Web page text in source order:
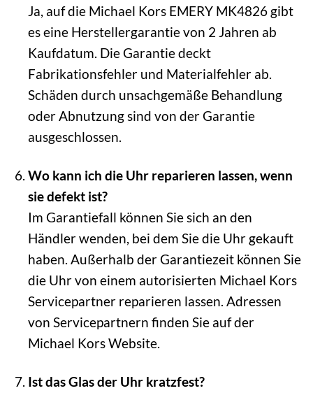
Ja, auf die Michael Kors EMERY MK4826 gibt
es eine Herstellergarantie von 2 Jahren ab
Kaufdatum. Die Garantie deckt
Fabrikationsfehler und Materialfehler ab.
Schäden durch unsachgemäße Behandlung
oder Abnutzung sind von der Garantie
ausgeschlossen.
Wo kann ich die Uhr reparieren lassen, wenn
sie defekt ist?
Im Garantiefall können Sie sich an den
Händler wenden, bei dem Sie die Uhr gekauft
haben. Außerhalb der Garantiezeit können Sie
die Uhr von einem autorisierten Michael Kors
Servicepartner reparieren lassen. Adressen
von Servicepartnern finden Sie auf der
Michael Kors Website.
Ist das Glas der Uhr kratzfest?